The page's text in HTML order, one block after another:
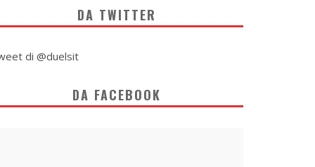
DA TWITTER
di @duelsit
DA FACEBOOK